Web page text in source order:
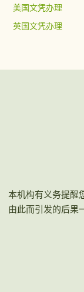
美国文凭办理
英国文凭办理
本机构有义务提醒
由此而引发的后果